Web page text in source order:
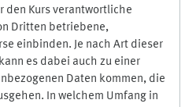
den Kurs verantwortliche
Dritten betriebene,
einbinden. Je nach Art dieser
es dabei auch zu einer
Daten kommen, die
In welchem Umfang in